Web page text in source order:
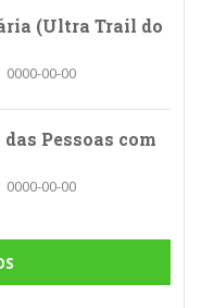
(Ultra Trail do
0000-00-00
Pessoas com
0000-00-00